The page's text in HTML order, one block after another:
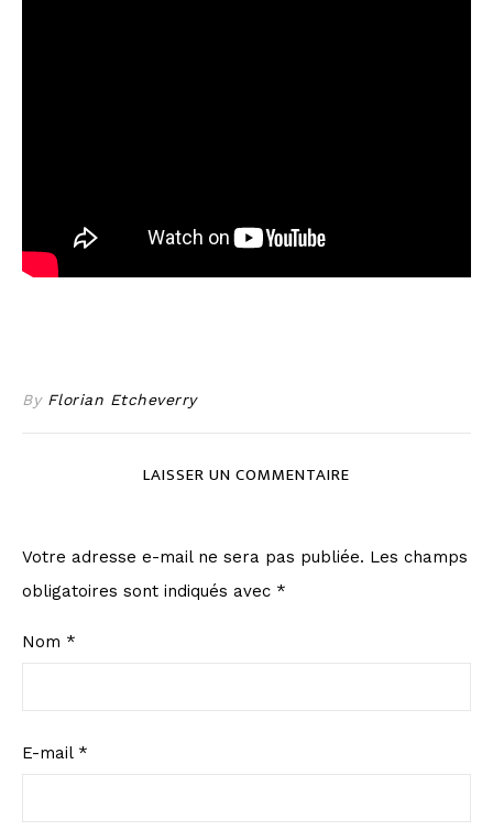
By Florian Etcheverry
LAISSER UN COMMENTAIRE
Votre adresse e-mail ne sera pas publiée. Les champs
obligatoires sont indiqués avec *
Nom *
E-mail *